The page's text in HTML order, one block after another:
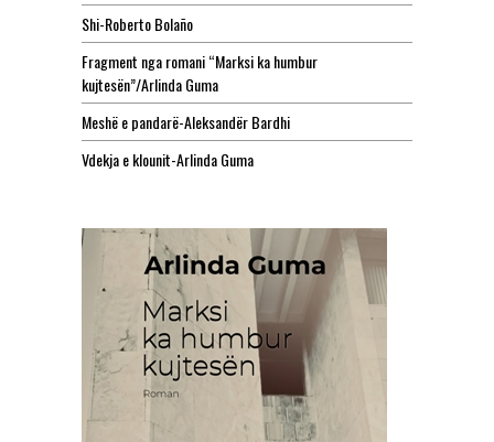
Shi-Roberto Bolaño
Fragment nga romani “Marksi ka humbur
kujtesën”/Arlinda Guma
Meshë e pandarë-Aleksandër Bardhi
Vdekja e klounit-Arlinda Guma